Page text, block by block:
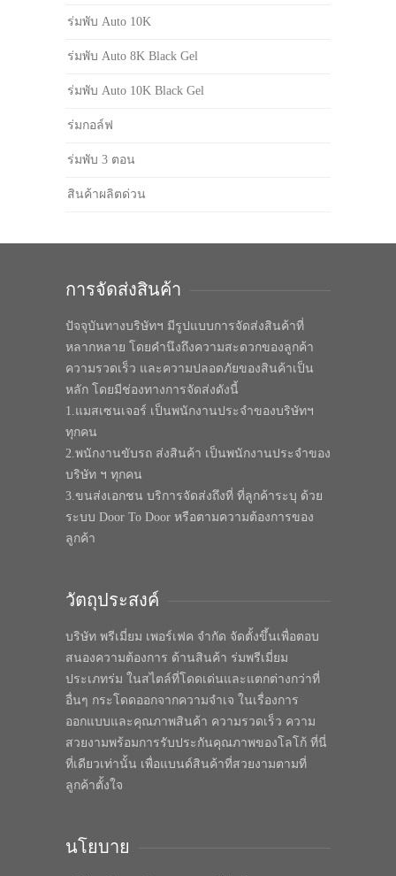
ร่มพับ Auto 10K
ร่มพับ Auto 8K Black Gel
ร่มพับ Auto 10K Black Gel
ร่มกอล์ฟ
ร่มพับ 3 ตอน
สินค้าผลิตด่วน
การจัดส่งสินค้า
ปัจจุบันทางบริษัทฯ มีรูปแบบการจัดส่งสินค้าที่
หลากหลาย โดยคำนึงถึงความสะดวกของลูกค้า
ความรวดเร็ว และความปลอดภัยของสินค้าเป็น
หลัก โดยมีช่องทางการจัดส่งดังนี้
1.แมสเซนเจอร์ เป็นพนักงานประจำของบริษัทฯ
ทุกคน
2.พนักงานขับรถ ส่งสินค้า เป็นพนักงานประจำของ
บริษัท ฯ ทุกคน
3.ขนส่งเอกชน บริการจัดส่งถึงที่ ที่ลูกค้าระบุ ด้วย
ระบบ Door To Door หรือตามความต้องการของ
ลูกค้า
วัตถุประสงค์
บริษัท พรีเมี่ยม เพอร์เฟค จำกัด จัดตั้งขึ้นเพื่อตอบ
สนองความต้องการ ด้านสินค้า ร่มพรีเมี่ยม
ประเภทร่ม ในสไตล์ที่โดดเด่นและแตกต่างกว่าที่
อื่นๆ กระโดดออกจากความจำเจ ในเรื่องการ
ออกแบบและคุณภาพสินค้า ความรวดเร็ว ความ
สวยงามพร้อมการรับประกันคุณภาพของโลโก้ ที่นี่
ที่เดียวเท่านั้น เพื่อแบนด์สินค้าที่สวยงามตามที่
ลูกค้าตั้งใจ
นโยบาย